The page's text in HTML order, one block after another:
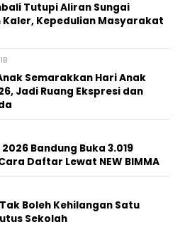
Tutupi Aliran Sungai
Kepedulian Masyarakat
Semarakkan Hari Anak
Jadi Ruang Ekspresi dan
Bandung Buka 3.019
Daftar Lewat NEW BIMMA
Boleh Kehilangan Satu
Sekolah